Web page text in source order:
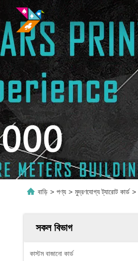
বাড়ি > পণ্য > মুদ্রণযোগ্য ট্যারোট কার্ড >
সকল বিভাগ
কাস্টম বাজানো কার্ড